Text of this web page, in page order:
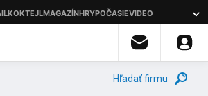
Hľadať firmu